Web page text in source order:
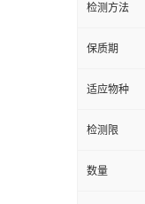
检测方法
保质期
适应物种
检测限
数量